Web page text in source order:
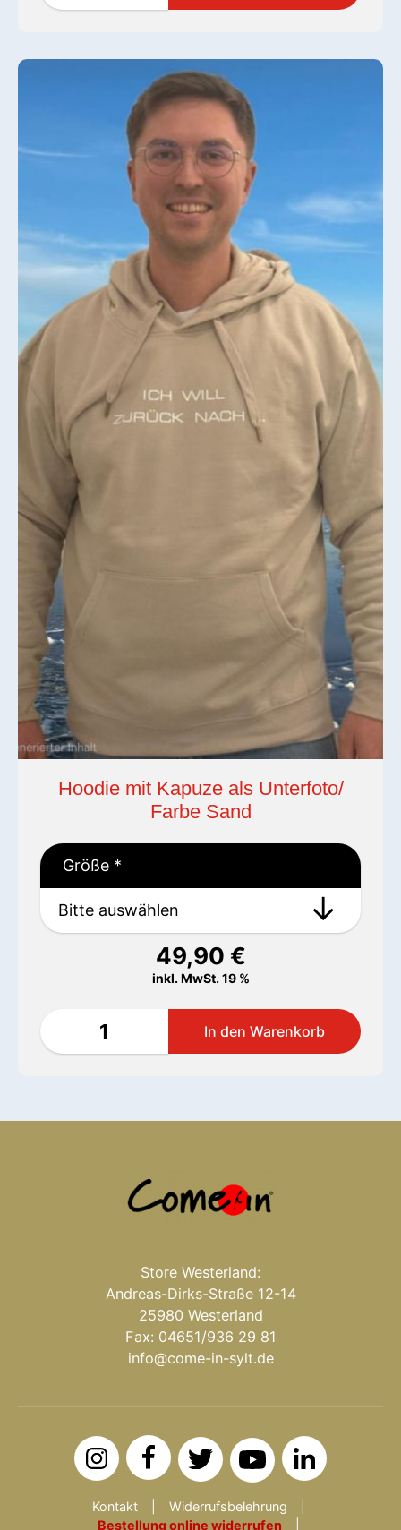
Hoodie mit Kapuze als Unterfoto/
Farbe Sand
49,90 €
inkl. MwSt. 19 %
Größe *
Store Westerland:
Andreas-Dirks-Straße 12-14
25980 Westerland
Fax: 04651/936 29 81
info@come-in-sylt.de
Kontakt
Widerrufsbelehrung
Bestellung online widerrufen